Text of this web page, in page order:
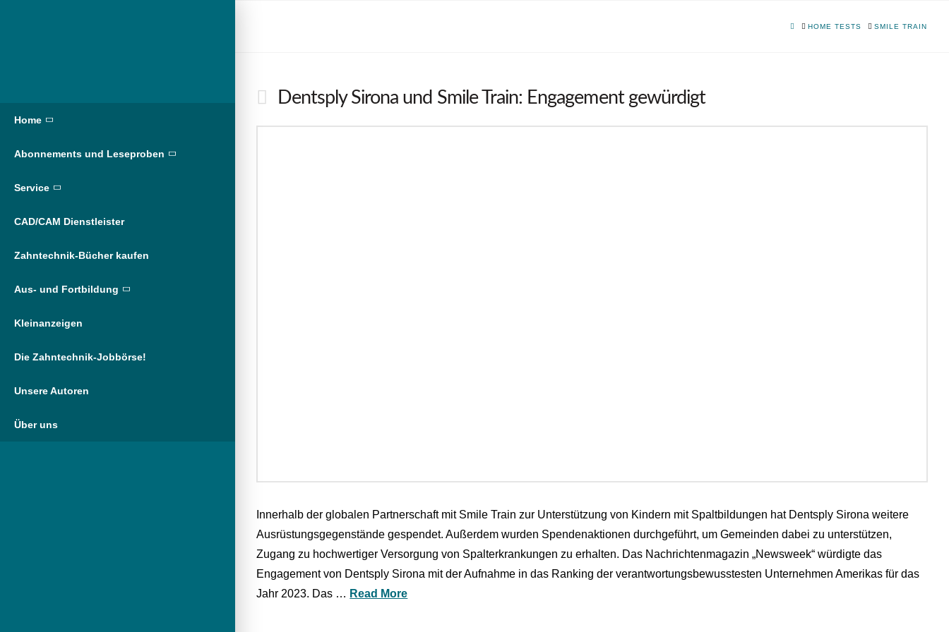
Home
Abonnements und Leseproben
Service
CAD/CAM Dienstleister
Zahntechnik-Bücher kaufen
Aus- und Fortbildung
Kleinanzeigen
Die Zahntechnik-Jobbörse!
Unsere Autoren
Über uns
HOMEHOME TESTS SMILE TRAIN
Dentsply Sirona und Smile Train: Engagement gewürdigt
Innerhalb der globalen Partnerschaft mit Smile Train zur Unterstützung von Kindern mit Spaltbildungen hat Dentsply Sirona weitere
Ausrüstungsgegenstände gespendet. Außerdem wurden Spendenaktionen durchgeführt, um Gemeinden dabei zu unterstützen,
Zugang zu hochwertiger Versorgung von Spalterkrankungen zu erhalten. Das Nachrichtenmagazin „Newsweek“ würdigte das
Engagement von Dentsply Sirona mit der Aufnahme in das Ranking der verantwortungsbewusstesten Unternehmen Amerikas für das
Jahr 2023. Das … Read More